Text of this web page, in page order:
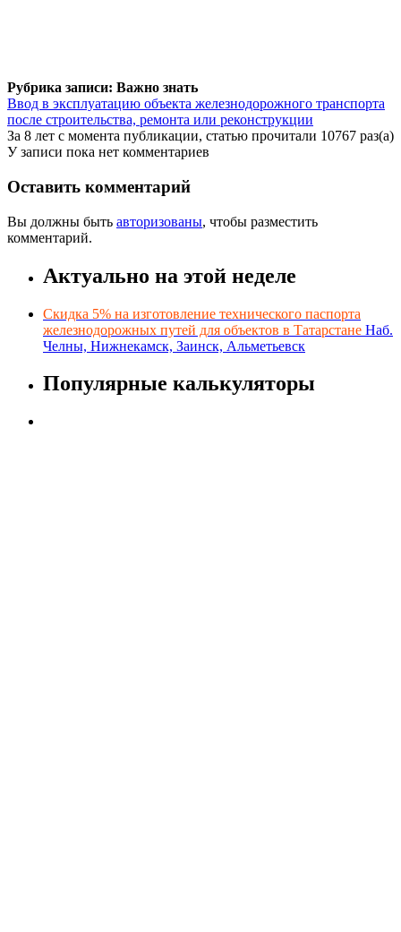
Рубрика записи: Важно знать
Ввод в эксплуатацию объекта железнодорожного транспорта
после строительства, ремонта или реконструкции
За 8 лет с момента публикации, статью прочитали 10767 раз(а)
У записи пока нет комментариев
Оставить комментарий
Вы должны быть авторизованы, чтобы разместить
комментарий.
Актуально на этой неделе
Скидка 5% на изготовление технического паспорта
железнодорожных путей для объектов в Татарстане Наб.
Челны, Нижнекамск, Заинск, Альметьевск
Популярные калькуляторы